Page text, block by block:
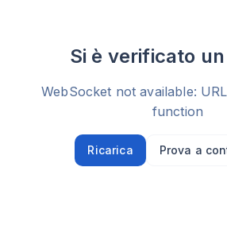
Si è verificato
WebSocket not available:
function
Ricarica Prova a